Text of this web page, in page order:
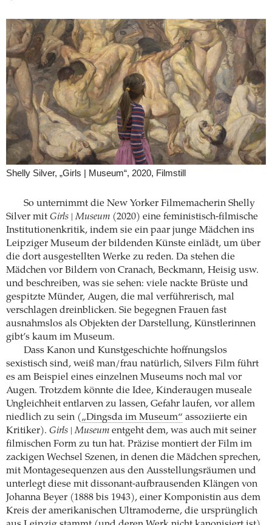
Shelly Silver, „Girls | Museum“, 2020, Filmstill
So unternimmt die New Yorker Filmemacherin Shelly
Silver mit Girls | Museum (2020) eine feministisch-filmische
Institutionenkritik, indem sie ein paar junge Mädchen ins
Leipziger Museum der bildenden Künste einlädt, um über
die dort ausgestellten Werke zu reden. Da stehen die
Mädchen vor Bildern von Cranach, Beckmann, Heisig usw.
und beschreiben, was sie sehen: viele nackte Brüste und
gespitzte Münder, Augen, die mal verführerisch, mal
verschlagen dreinblicken. Sie begegnen Frauen fast
ausnahmslos als Objekten der Darstellung, Künstlerinnen
gibt’s kaum im Museum.
Dass Kanon und Kunstgeschichte hoffnungslos
sexistisch sind, weiß man/frau natürlich, Silvers Film führt
es am Beispiel eines einzelnen Museums noch mal vor
Augen. Trotzdem könnte die Idee, Kinderaugen museale
Ungleichheit entlarven zu lassen, Gefahr laufen, vor allem
niedlich zu sein („Dingsda im Museum“ assoziierte ein
Kritiker). Girls | Museum entgeht dem, was auch mit seiner
filmischen Form zu tun hat. Präzise montiert der Film im
zackigen Wechsel Szenen, in denen die Mädchen sprechen,
mit Montagesequenzen aus den Ausstellungsräumen und
unterlegt diese mit dissonant-aufbrausenden Klängen von
Johanna Beyer (1888 bis 1943), einer Komponistin aus dem
Kreis der amerikanischen Ultramoderne, die ursprünglich